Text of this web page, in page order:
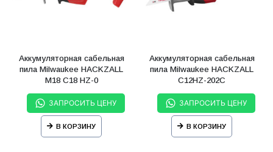
Аккумуляторная сабельная
пила Milwaukee HACKZALL
M18 C18 HZ-0
ЗАПРОСИТЬ ЦЕНУ
В КОРЗИНУ
Аккумуляторная сабельная
пила Milwaukee HACKZALL
C12HZ-202С
ЗАПРОСИТЬ ЦЕНУ
В КОРЗИНУ